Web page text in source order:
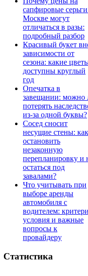
сапфировые
Москве могут
отличаться в разы:
подробный разбор
Красивый букет
зависимости от
сезона: какие
доступны круглый
год
Опечатка в
завещании: можно
потерять
из-за одной буквы?
Сосед сносит
несущие стены: как
остановить
незаконную
перепланировку и
остаться под
завалами?
Что учитывать при
выборе аренды
автомобиля с
водителем:
условия и важные
вопросы к
провайдеру
Статистика